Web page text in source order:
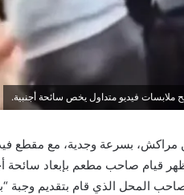
ملابسات فيديو متداول يخص سائحة أجنبية.
قيام صاحب مطعم بإبعاد سائحة
المحل الذي قام بتقديم وجبة